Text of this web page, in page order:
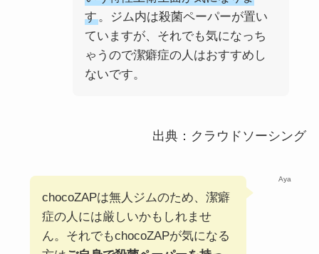
す。ジム内は殺菌ペーパーが置い
ていますが、それでも気になっち
ゃうので潔癖症の人はおすすめし
ないです。
出典：クラウドソーシング
Aya
chocoZAPは無人ジムのため、潔癖
症の人には厳しいかもしれませ
ん。それでもchocoZAPが気になる